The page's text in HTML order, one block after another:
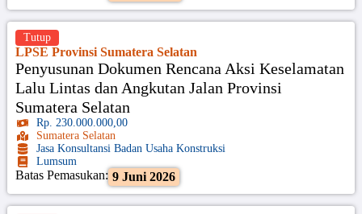
LPSE Provinsi Sumatera Selatan
Penyusunan Dokumen Rencana Aksi Keselamatan
Lalu Lintas dan Angkutan Jalan Provinsi
Sumatera Selatan
Rp. 230.000.000,00
Sumatera Selatan
Jasa Konsultansi Badan Usaha Konstruksi
Lumsum
Batas Pemasukan: 9 Juni 2026
Tutup